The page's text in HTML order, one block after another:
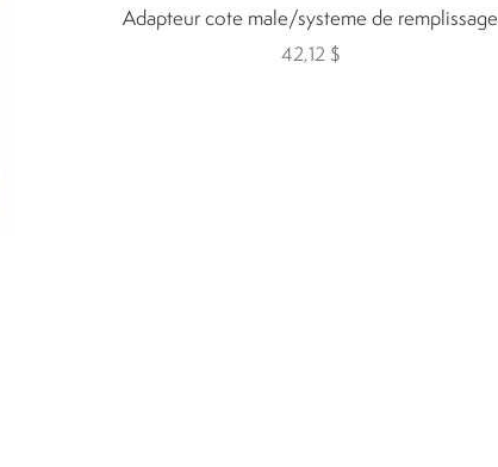
Adapteur cote male/systeme de remplissage
42,12 $